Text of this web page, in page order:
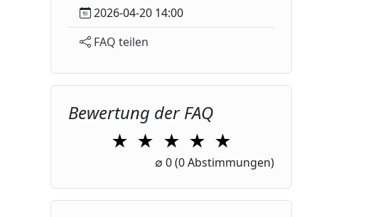
2026-04-20 14:00
FAQ teilen
Bewertung der FAQ
★
1 Star
★
2 Stars
★
3 Stars
★
4 Stars
★
5 Stars
∅ 0(0 Abstimmungen)